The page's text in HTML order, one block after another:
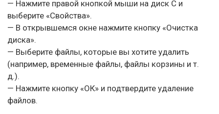
— Нажмите правой кнопкой мыши на диск C и
выберите «Свойства».
— В открывшемся окне нажмите кнопку «Очистка
диска».
— Выберите файлы, которые вы хотите удалить
(например, временные файлы, файлы корзины и т.
д.).
— Нажмите кнопку «ОК» и подтвердите удаление
файлов.